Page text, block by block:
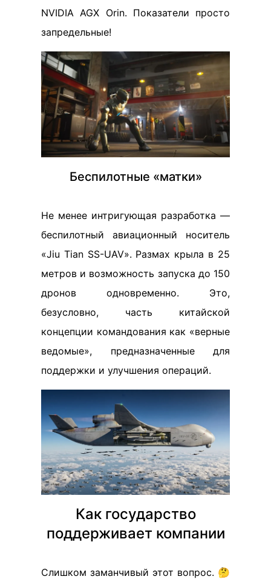
NVIDIA AGX Orin. Показатели просто
запредельные!
Беспилотные «матки»
Не менее интригующая разработка —
беспилотный авиационный носитель
«Jiu Tian SS-UAV». Размах крыла в 25
метров и возможность запуска до 150
дронов одновременно. Это,
безусловно, часть китайской
концепции командования как «верные
ведомые», предназначенные для
поддержки и улучшения операций.
Как государство
поддерживает компании
Слишком заманчивый этот вопрос. 🤔